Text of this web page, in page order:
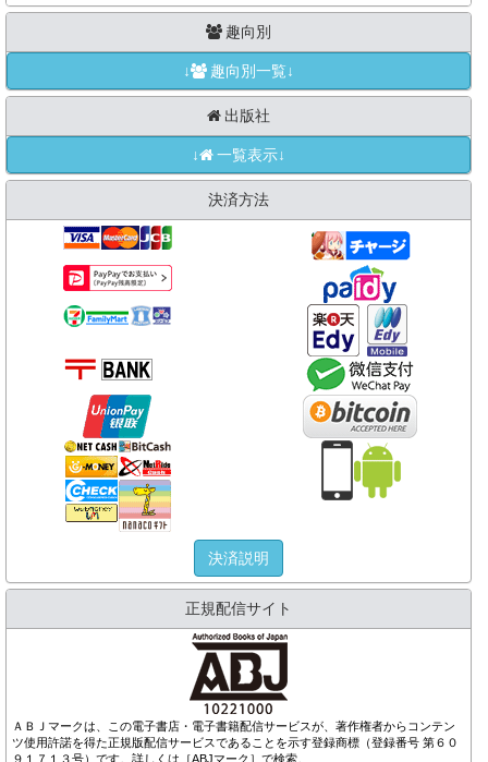
趣向別
↓ 趣向別一覧↓
出版社
↓ 一覧表示↓
決済方法
決済説明
正規配信サイト
ＡＢＪマークは、この電子書店・電子書籍配信サービスが、著作権者からコンテン
ツ使用許諾を得た正規版配信サービスであることを示す登録商標（登録番号 第６０
９１７１３号）です。詳しくは［ABJマーク］で検索。